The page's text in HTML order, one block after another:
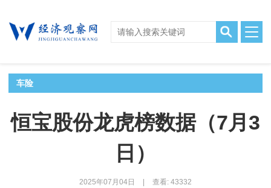
车险
恒宝股份龙虎榜数据（7月3
日）
2025年07月04日 查看: 43332